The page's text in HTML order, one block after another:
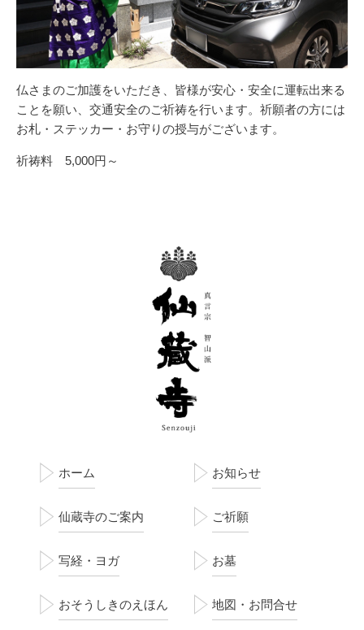
仏さまのご加護をいただき、皆様が安心・安全に運転出来る
ことを願い、交通安全のご祈祷を行います。祈願者の方には
お札・ステッカー・お守りの授与がございます。
祈祷料 5,000円～
ホーム お知らせ
仙蔵寺のご案内 ご祈願
写経・ヨガ お墓
おそうしきのえほん 地図・お問合せ